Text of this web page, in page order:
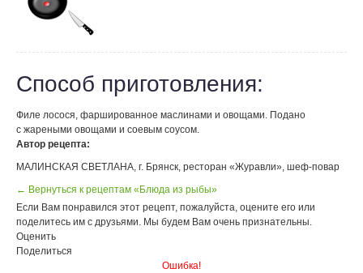
Способ приготовления:
Филе лосося, фаршированное маслинами и овощами. Подано
с жареными овощами и соевым соусом.
Автор рецепта:
МАЛИНСКАЯ СВЕТЛАНА, г. Брянск, ресторан «Журавли», шеф-повар
← Вернуться к рецептам «Блюда из рыбы»
Если Вам понравился этот рецепт, пожалуйста, оцените его или
поделитесь им с друзьями. Мы будем Вам очень признательны.
Оценить
Поделиться
Ошибка!